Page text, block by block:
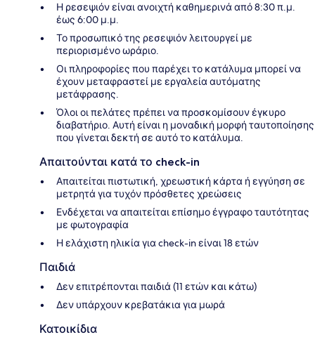
Η ρεσεψιόν είναι ανοιχτή καθημερινά από 8:30 π.μ.
έως 6:00 μ.μ.
Το προσωπικό της ρεσεψιόν λειτουργεί με
περιορισμένο ωράριο.
Οι πληροφορίες που παρέχει το κατάλυμα μπορεί να
έχουν μεταφραστεί με εργαλεία αυτόματης
μετάφρασης.
Όλοι οι πελάτες πρέπει να προσκομίσουν έγκυρο
διαβατήριο. Αυτή είναι η μοναδική μορφή ταυτοποίησης
που γίνεται δεκτή σε αυτό το κατάλυμα.
Απαιτούνται κατά το check-in
Απαιτείται πιστωτική, χρεωστική κάρτα ή εγγύηση σε
μετρητά για τυχόν πρόσθετες χρεώσεις
Ενδέχεται να απαιτείται επίσημο έγγραφο ταυτότητας
με φωτογραφία
Η ελάχιστη ηλικία για check-in είναι 18 ετών
Παιδιά
Δεν επιτρέπονται παιδιά (11 ετών και κάτω)
Δεν υπάρχουν κρεβατάκια για μωρά
Κατοικίδια